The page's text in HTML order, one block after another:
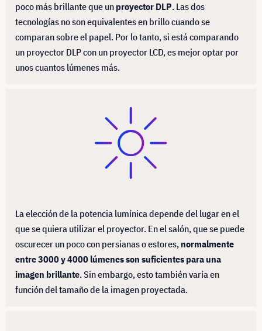
poco más brillante que un proyector DLP. Las dos
tecnologías no son equivalentes en brillo cuando se
comparan sobre el papel. Por lo tanto, si está comparando
un proyector DLP con un proyector LCD, es mejor optar por
unos cuantos lúmenes más.
La elección de la potencia lumínica depende del lugar en el
que se quiera utilizar el proyector. En el salón, que se puede
oscurecer un poco con persianas o estores, normalmente
entre 3000 y 4000 lúmenes son suficientes para una
imagen brillante. Sin embargo, esto también varía en
función del tamaño de la imagen proyectada.